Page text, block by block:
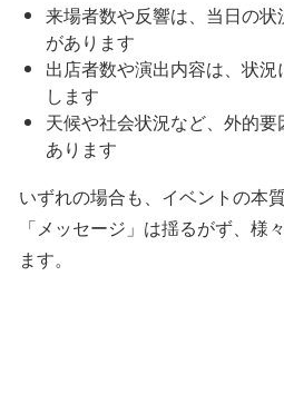
来場者数や反響は、当日の
があります
出店者数や演出内容は、状
します
天候や社会状況など、外的
あります
いずれの場合も、イベントの本
「メッセージ」は揺るがず、様
ます。